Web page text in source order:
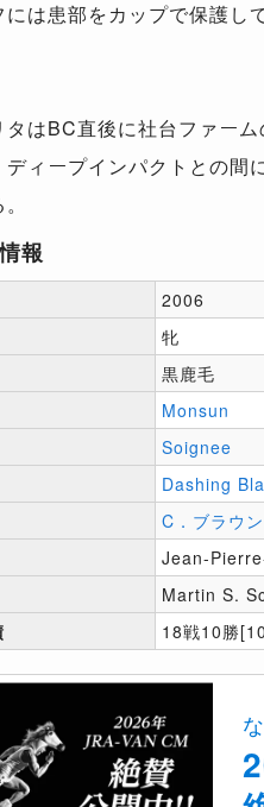
には患部をカップで保護し
タはBC直後に社台ファー
ディープインパクトとの間
報
2006
牝
黒鹿毛
Monsun
Soignee
Dashing
C．ブラウン
Jean-
Martin S.
18戦10勝